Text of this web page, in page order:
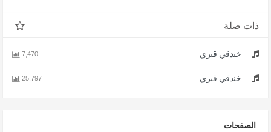
ذات صلة
خندقي قبري 7,470
خندقي قبري 25,797
الصفحات